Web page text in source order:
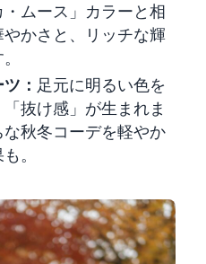
ムース」カラーと相
かさと、リッチな輝
： 足元に明るい色を
抜け感」が生まれま
秋冬コーデを軽やか
。